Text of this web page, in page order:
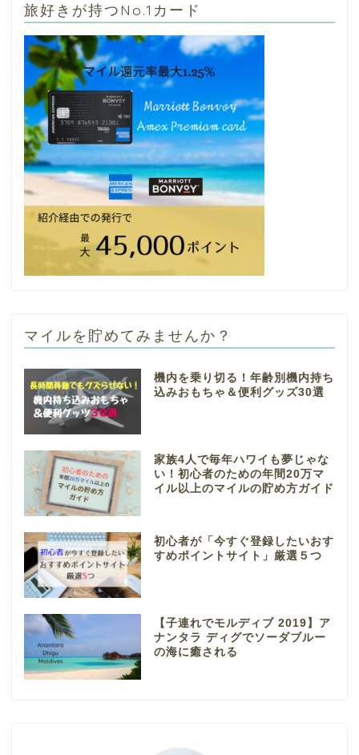
旅好きが持つNo.1カード
マイルを貯めてみませんか？
機内を乗り切る！年齢別機内持ち
込みおもちゃ＆便利グッズ30選
家族4人で毎年ハワイも夢じゃな
い！初心者のための年間20万マ
イル以上のマイルの貯め方ガイド
初心者が「今すぐ登録したいおす
すめポイントサイト」厳選５つ
【子連れでモルディブ 2019】ア
ナンタラ ディグでソーダブルー
の海に癒される